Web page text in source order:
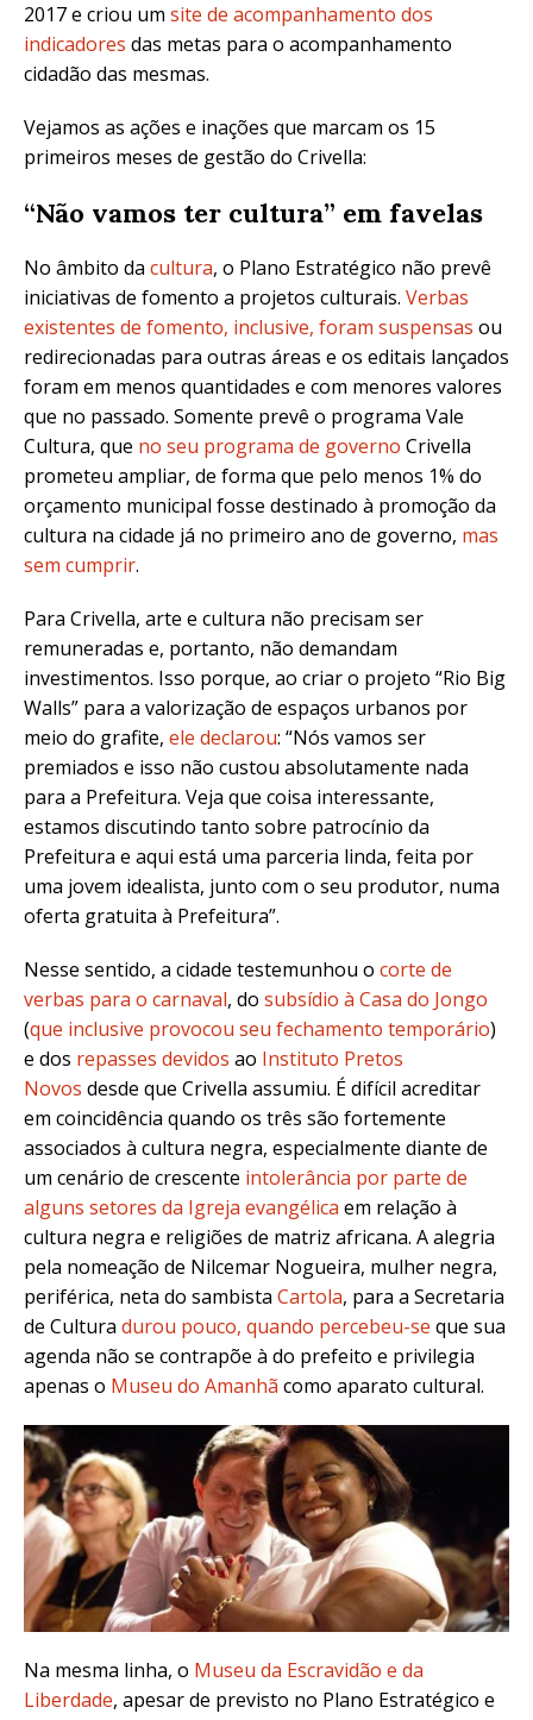
2017 e criou um site de acompanhamento dos
indicadores das metas para o acompanhamento
cidadão das mesmas.
Vejamos as ações e inações que marcam os 15
primeiros meses de gestão do Crivella:
“Não vamos ter cultura” em favelas
No âmbito da cultura, o Plano Estratégico não prevê
iniciativas de fomento a projetos culturais. Verbas
existentes de fomento, inclusive, foram suspensas ou
redirecionadas para outras áreas e os editais lançados
foram em menos quantidades e com menores valores
que no passado. Somente prevê o programa Vale
Cultura, que no seu programa de governo Crivella
prometeu ampliar, de forma que pelo menos 1% do
orçamento municipal fosse destinado à promoção da
cultura na cidade já no primeiro ano de governo, mas
sem cumprir.
Para Crivella, arte e cultura não precisam ser
remuneradas e, portanto, não demandam
investimentos. Isso porque, ao criar o projeto “Rio Big
Walls” para a valorização de espaços urbanos por
meio do grafite, ele declarou: “Nós vamos ser
premiados e isso não custou absolutamente nada
para a Prefeitura. Veja que coisa interessante,
estamos discutindo tanto sobre patrocínio da
Prefeitura e aqui está uma parceria linda, feita por
uma jovem idealista, junto com o seu produtor, numa
oferta gratuita à Prefeitura”.
Nesse sentido, a cidade testemunhou o corte de
verbas para o carnaval, do subsídio à Casa do Jongo
(que inclusive provocou seu fechamento temporário)
e dos repasses devidos ao Instituto Pretos
Novos desde que Crivella assumiu. É difícil acreditar
em coincidência quando os três são fortemente
associados à cultura negra, especialmente diante de
um cenário de crescente intolerância por parte de
alguns setores da Igreja evangélica em relação à
cultura negra e religiões de matriz africana. A alegria
pela nomeação de Nilcemar Nogueira, mulher negra,
periférica, neta do sambista Cartola, para a Secretaria
de Cultura durou pouco, quando percebeu-se que sua
agenda não se contrapõe à do prefeito e privilegia
apenas o Museu do Amanhã como aparato cultural.
Na mesma linha, o Museu da Escravidão e da
Liberdade, apesar de previsto no Plano Estratégico e